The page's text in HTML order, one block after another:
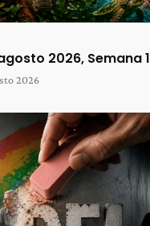
2026, Semana 1
2026